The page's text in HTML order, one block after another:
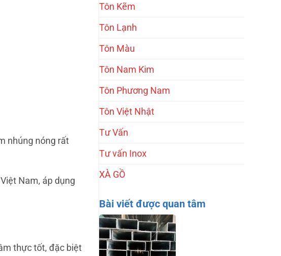
nhúng nóng rất
Nam, áp dụng
thực tốt, đặc biệt
Tôn Kẽm
Tôn Lạnh
Tôn Màu
Tôn Nam Kim
Tôn Phương Nam
Tôn Việt Nhật
Tư Vấn
Tư vấn Inox
XÀ GỒ
Bài viết được quan tâm